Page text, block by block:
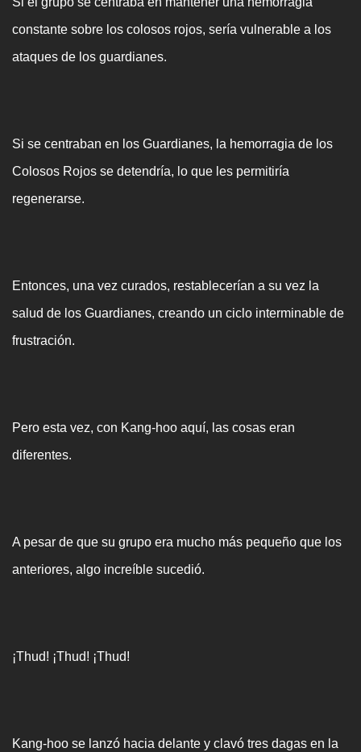
constante sobre los colosos rojos, sería vulnerable a los
ataques de los guardianes.
Si se centraban en los Guardianes, la hemorragia de los
Colosos Rojos se detendría, lo que les permitiría
regenerarse.
Entonces, una vez curados, restablecerían a su vez la
salud de los Guardianes, creando un ciclo interminable de
frustración.
Pero esta vez, con Kang-hoo aquí, las cosas eran
diferentes.
A pesar de que su grupo era mucho más pequeño que los
anteriores, algo increíble sucedió.
¡Thud! ¡Thud! ¡Thud!
Kang-hoo se lanzó hacia delante y clavó tres dagas en la